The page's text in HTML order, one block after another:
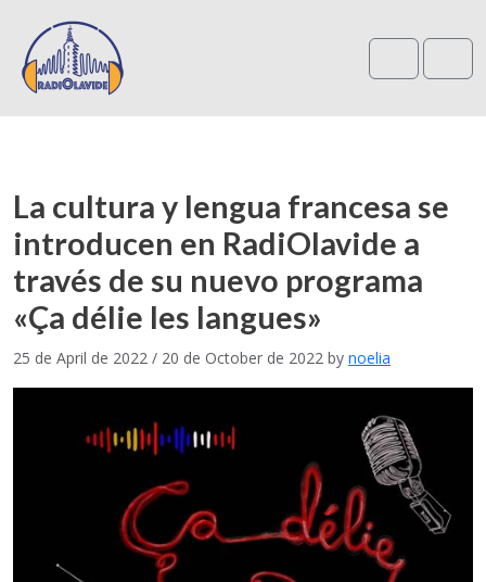
La cultura y lengua francesa se
introducen en RadiOlavide a
través de su nuevo programa
«Ça délie les langues»
25 de April de 2022 / 20 de October de 2022 by noelia